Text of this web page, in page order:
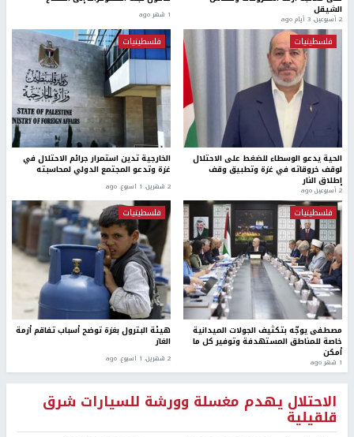
الشيقل
2 أسبوعين، 3 أيام ago 1 شهر ago
فلسطينيات
الحية يدعو الوسطاء للضغط على الاحتلال
لوقف خروقاته في غزة وتطبيق وقف
إطلاق النار
2 أسبوعين ago
فلسطينيات
الخارجية تدين استمرار جرائم الاحتلال في
غزة وتدعو المجتمع الدولي لمحاسبته
2 شهرين، 1 اسبوع. ago
فلسطينيات
مصطفى يوجّه بتكثيف الجولات الميدانية
خاصة للمناطق المستهدفة وتوفير كل ما
أمكن
1 شهر ago
فلسطينيات
هيئة البترول بغزة توضح أسباب تفاقم أزمة
الغاز
2 شهرين، 1 اسبوع. ago
الاحتلال يهدم مغسلة وورشة للسيارات شرق
قلقيلية